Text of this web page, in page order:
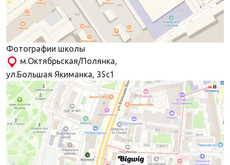
Фотографии школы
м.Октябрьская/Полянка,
ул.Большая Якиманка, 35с1